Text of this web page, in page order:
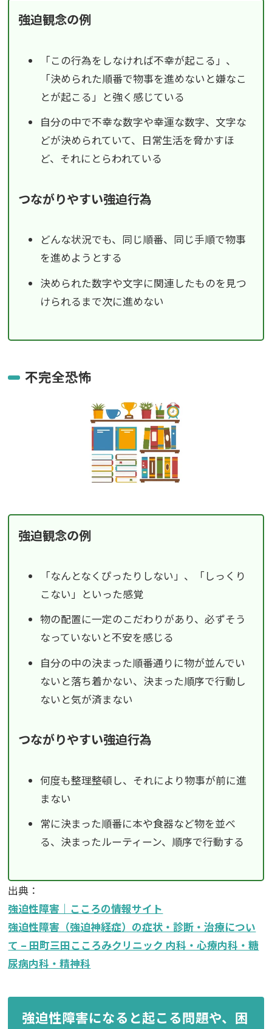
強迫観念の例
「この行為をしなければ不幸が起こる」、
「決められた順番で物事を進めないと嫌なこ
とが起こる」と強く感じている
自分の中で不幸な数字や幸運な数字、文字な
どが決められていて、日常生活を脅かすほ
ど、それにとらわれている
つながりやすい強迫行為
どんな状況でも、同じ順番、同じ手順で物事
を進めようとする
決められた数字や文字に関連したものを見つ
けられるまで次に進めない
不完全恐怖
強迫観念の例
「なんとなくぴったりしない」、「しっくり
こない」といった感覚
物の配置に一定のこだわりがあり、必ずそう
なっていないと不安を感じる
自分の中の決まった順番通りに物が並んでい
ないと落ち着かない、決まった順序で行動し
ないと気が済まない
つながりやすい強迫行為
何度も整理整頓し、それにより物事が前に進
まない
常に決まった順番に本や食器など物を並べ
る、決まったルーティーン、順序で行動する
出典：
強迫性障害｜こころの情報サイト
強迫性障害（強迫神経症）の症状・診断・治療につい
て – 田町三田こころみクリニック 内科・心療内科・糖
尿病内科・精神科
強迫性障害になると起こる問題や、困